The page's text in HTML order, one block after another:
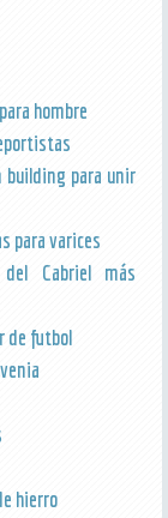
hombre
building para unir
para varices
Cabriel más
de futbol
hierro